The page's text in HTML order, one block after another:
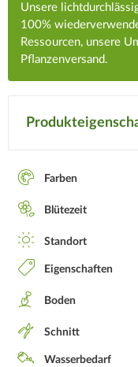
Unsere
100%
Ressourcen, unsere
Pflanzenversand.
Farben
Blütezeit
Standort
Eigenschaften
Boden
Schnitt
Wasserbedarf